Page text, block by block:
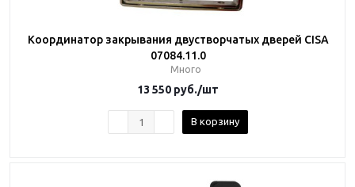
Координатор закрывания двустворчатых дверей CISA
07084.11.0
Много
13 550 руб./шт
В корзину